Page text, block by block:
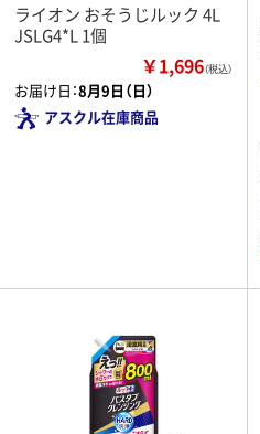
ライオン おそうじルック 4L
JSLG4*L 1個
￥1,696（税込）
お届け日：8月9日（日）
アスクル在庫商品